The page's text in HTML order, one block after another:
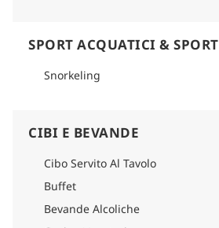
SPORT ACQUATICI & SPORT
Snorkeling
CIBI E BEVANDE
Cibo Servito Al Tavolo
Buffet
Bevande Alcoliche